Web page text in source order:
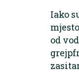
Iako
od